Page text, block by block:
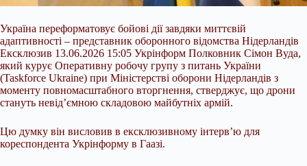
Україна переформатовує бойові дії завдяки миттєвій
адаптивності – представник оборонного відомства Нідерландів
Ексклюзив 13.06.2026 15:05 Укрінформ Полковник Сімон Вуда,
який курує Оперативну робочу групу з питань України
(Taskforce Ukraine) при Міністерстві оборони Нідерландів з
моменту повномасштабного вторгнення, стверджує, що дрони
стануть невід’ємною складовою майбутніх армій.
Цю думку він висловив в ексклюзивному інтерв’ю для
кореспондента Укрінформу в Гаазі.